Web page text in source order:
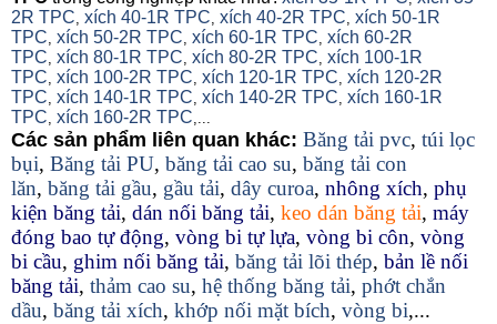
2R TPC, xích 40-1R TPC, xích 40-2R TPC, xích 50-1R
TPC, xích 50-2R TPC, xích 60-1R TPC, xích 60-2R
TPC, xích 80-1R TPC, xích 80-2R TPC, xích 100-1R
TPC, xích 100-2R TPC, xích 120-1R TPC, xích 120-2R
TPC, xích 140-1R TPC, xích 140-2R TPC, xích 160-1R
TPC, xích 160-2R TPC,...
Các sản phẩm liên quan khác: Băng tải pvc, túi lọc
bụi, Băng tải PU, băng tải cao su, băng tải con
lăn, băng tải gầu, gầu tải, dây curoa, nhông xích, phụ
kiện băng tải, dán nối băng tải, keo dán băng tải, máy
đóng bao tự động, vòng bi tự lựa, vòng bi côn, vòng
bi cầu, ghim nối băng tải, băng tải lõi thép, bản lề nối
băng tải, thảm cao su, hệ thống băng tải, phớt chắn
dầu, băng tải xích, khớp nối mặt bích, vòng bi,...